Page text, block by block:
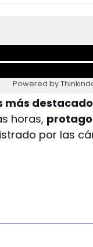
Powered by
más
horas,
por las